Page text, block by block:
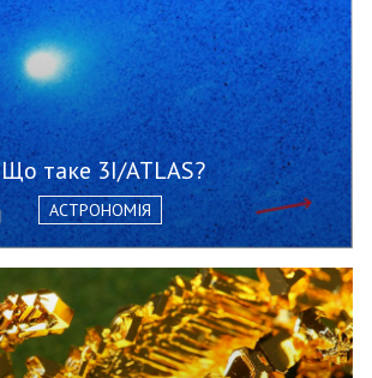
Що таке 3I/ATLAS?
АСТРОНОМІЯ